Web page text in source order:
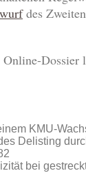
des
KMU-
Delisting
bei